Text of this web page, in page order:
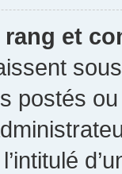
rang et
postés